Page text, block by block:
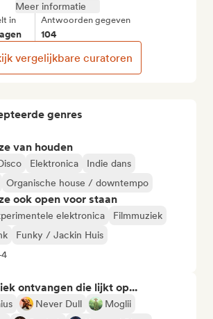
genres
van houden
Elektronica
Indie dans
Organische house / downtempo
ook open voor staan
elektronica
Filmmuziek
Funky / Jackin Huis
ontvangen die lijkt op...
Never Dull
Moglii
Meer informatie
in Antwoorden gegeven
104
vergelijkbare curatoren